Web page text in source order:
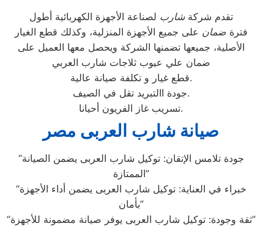
تقدم شركةشارب لصناعة الأجهزة الكهربائية أطول
فترةضمان على جميع الأجهزة المنزلية، وكذلك قطع الغيار
الأصلية، جميعها تضمنها الشركة ويحصل معها العميل على
ضمان علي عيوب ثلاجات شارب العربي
قطع غيار و تكلفة صيانة عالية.
جودة االتبريد تقل في الصيف.
تسريب غاز الفريون أحيانا.
صيانة شارب العربى مصر
“جودة تلامس الإتقان: توكيل شارب العربى يضمن الصيانة
الممتازة”
“خبراء في العناية: توكيل شارب العربى يضمن أداء الأجهزة
بأمان”
“ثقة وجودة: توكيل شارب العربى يوفر صيانة مضمونة للأجهزة”